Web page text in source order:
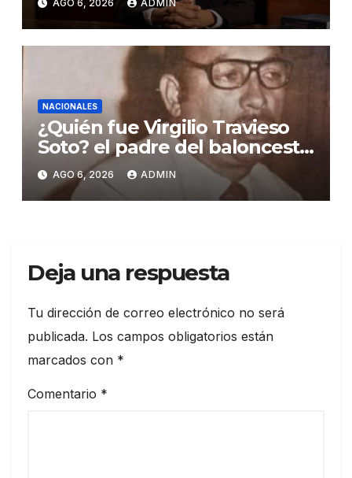
AGO 6, 2026 ADMIN
NACIONALES
¿Quién fue Virgilio Travieso
Soto? el padre del baloncesto
dominicano
AGO 6, 2026 ADMIN
Deja una respuesta
Tu dirección de correo electrónico no será
publicada. Los campos obligatorios están
marcados con *
Comentario *